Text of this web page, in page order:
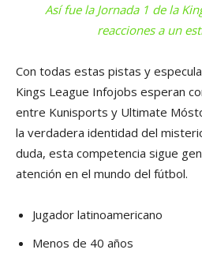
Así fue la Jornada 1 de la
reacciones a un
Con todas estas pistas y
Kings League Infojobs esperan
entre Kunisports y Ultimate
la verdadera identidad del
duda, esta competencia sigue
atención en el mundo del fútbol.
Jugador latinoamericano
Menos de 40 años